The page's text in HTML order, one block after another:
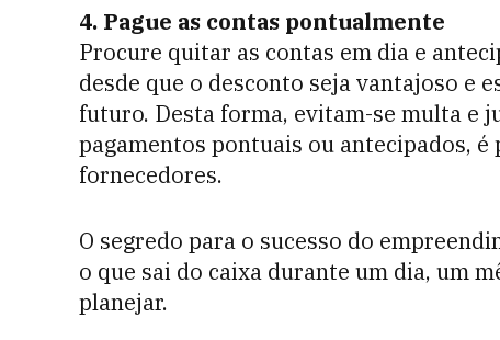
4. Pague as contas pontualmente
Procure quitar as contas em dia e
desde que o desconto seja vantajoso e
futuro. Desta forma, evitam-se multa e
pagamentos pontuais ou antecipados,
fornecedores.
O segredo para o sucesso do
o que sai do caixa durante um dia, um
planejar.